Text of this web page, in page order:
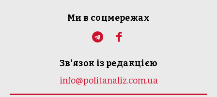
Ми в соцмережах
Зв'язок із редакцією
info@politanaliz.com.ua